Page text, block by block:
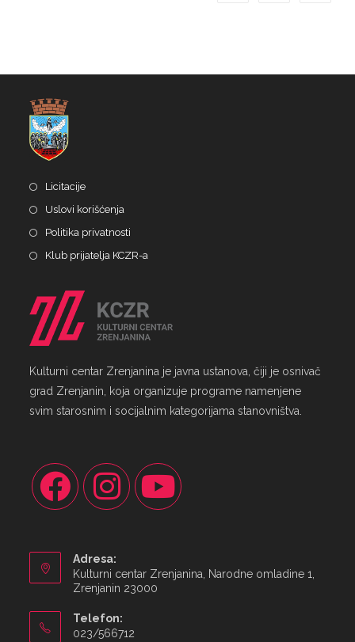
Licitacije
Uslovi korišćenja
Politika privatnosti
Klub prijatelja KCZR-a
Kulturni centar Zrenjanina je javna ustanova, čiji je osnivač
grad Zrenjanin, koja organizuje programe namenjene
svim starosnim i socijalnim kategorijama stanovništva.
Adresa:
Kulturni centar Zrenjanina, Narodne omladine 1,
Zrenjanin 23000
Telefon:
023/566712